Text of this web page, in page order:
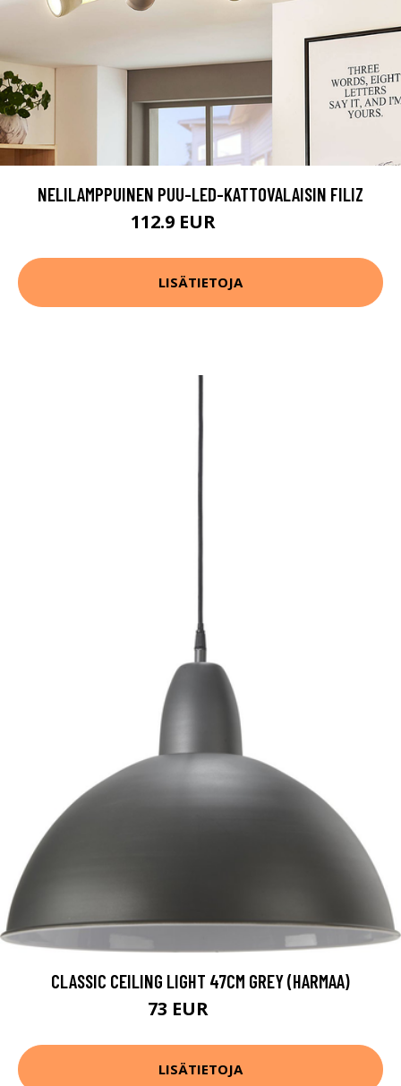
NELILAMPPUINEN PUU-LED-KATTOVALAISIN FILIZ
112.9 EUR
LISÄTIETOJA
CLASSIC CEILING LIGHT 47CM GREY (HARMAA)
73 EUR
LISÄTIETOJA